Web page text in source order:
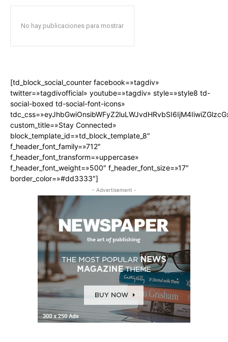
No hay publicaciones para mostrar
[td_block_social_counter facebook=»tagdiv»
twitter=»tagdivofficial» youtube=»tagdiv» style=»style8 td-
social-boxed td-social-font-icons»
custom_title=»Stay Connected»
block_template_id=»td_block_template_8″
f_header_font_family=»712″
f_header_font_transform=»uppercase»
f_header_font_weight=»500″ f_header_font_size=»17″
border_color=»#dd3333″]
- Advertisement -